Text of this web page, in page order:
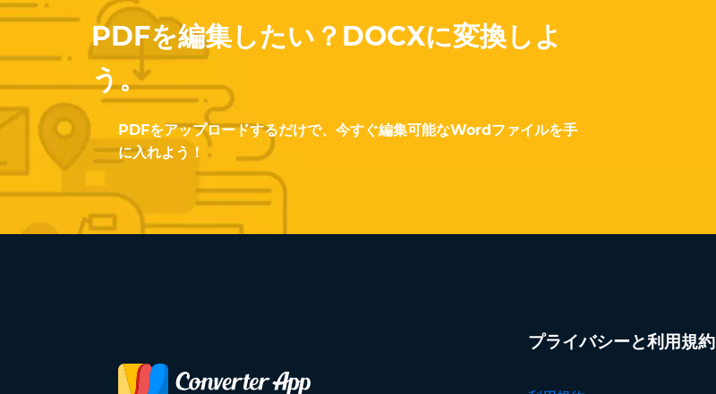
PDFを編集したい？DOCXに変換しよ
う。
PDFをアップロードするだけで、今すぐ編集可能なWordファイルを手
に入れよう！
プライバシーと利用規約